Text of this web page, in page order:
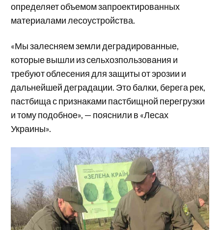
определяет объемом запроектированных
материалами лесоустройства.
«Мы залесняем земли деградированные,
которые вышли из сельхозпользования и
требуют облесения для защиты от эрозии и
дальнейшей деградации. Это балки, берега рек,
пастбища с признаками пастбищной перегрузки
и тому подобное», — пояснили в «Лесах
Украины».